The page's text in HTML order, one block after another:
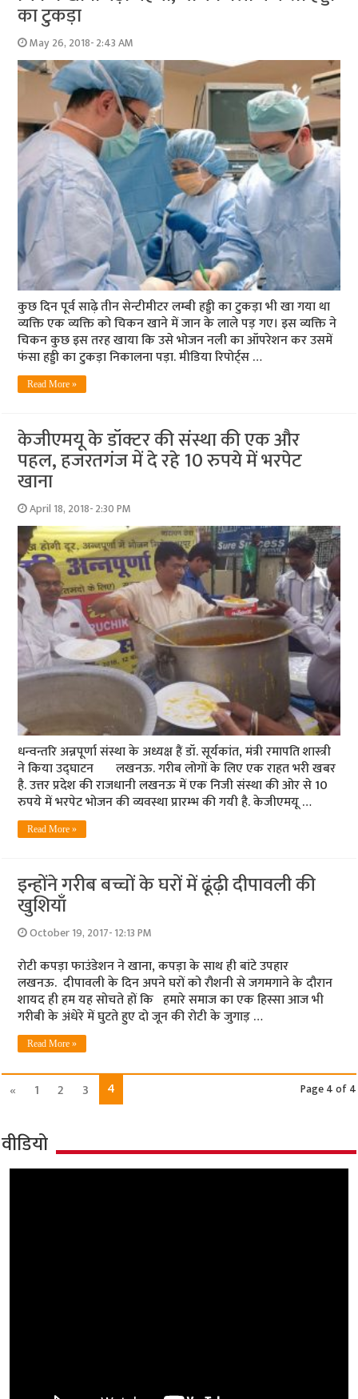
का टुकड़ा
May 26, 2018- 2:43 AM
कुछ दिन पूर्व साढ़े तीन सेन्टीमीटर लम्बी हड्डी का टुकड़ा भी खा गया था
व्यक्ति एक व्यक्ति को चिकन खाने में जान के लाले पड़ गए। इस व्यक्ति ने
चिकन कुछ इस तरह खाया कि उसे भोजन नली का ऑपरेशन कर उसमें
फंसा हड्डी का टुकड़ा निकालना पड़ा. मीडिया रिपोर्ट्स …
Read More »
केजीएमयू के डॉक्टर की संस्था की एक और
पहल, हजरतगंज में दे रहे 10 रुपये में भरपेट
खाना
April 18, 2018- 2:30 PM
धन्वन्तरि अन्नपूर्णा संस्था के अध्यक्ष हैं डॉ. सूर्यकांत, मंत्री रमापति शास्त्री
ने किया उद्घाटन लखनऊ. गरीब लोगों के लिए एक राहत भरी खबर
है. उत्तर प्रदेश की राजधानी लखनऊ में एक निजी संस्था की ओर से 10
रुपये में भरपेट भोजन की व्यवस्था प्रारम्भ की गयी है. केजीएमयू …
Read More »
इन्होंने गरीब बच्चों के घरों में ढूंढ़ी दीपावली की
खुशियाँ
October 19, 2017- 12:13 PM
रोटी कपड़ा फाउंडेशन ने खाना, कपड़ा के साथ ही बांटे उपहार
लखनऊ. दीपावली के दिन अपने घरों को रौशनी से जगमगाने के दौरान
शायद ही हम यह सोचते हों कि हमारे समाज का एक हिस्सा आज भी
गरीबी के अंधेरे में घुटते हुए दो जून की रोटी के जुगाड़ …
Read More »
Page 4 of 4
« 1 2 3 4
वीडियो